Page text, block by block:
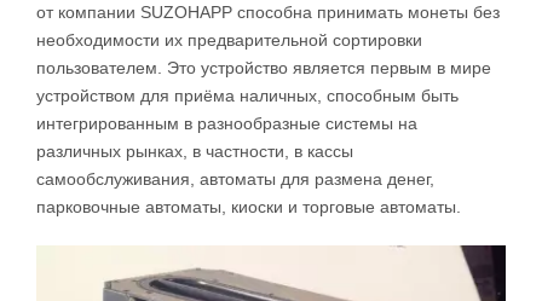
от компании SUZOHAPP способна принимать монеты без
необходимости их предварительной сортировки
пользователем. Это устройство является первым в мире
устройством для приёма наличных, способным быть
интегрированным в разнообразные системы на
различных рынках, в частности, в кассы
самообслуживания, автоматы для размена денег,
парковочные автоматы, киоски и торговые автоматы.